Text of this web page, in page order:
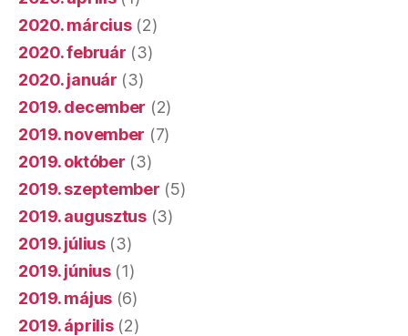
2020. március(2)
2020. február (3)
2020. január (3)
2019. december (2)
2019. november (7)
2019. október (3)
2019. szeptember (5)
2019. augusztus(3)
2019. július(3)
2019. június(1)
2019. május (6)
2019. április(2)